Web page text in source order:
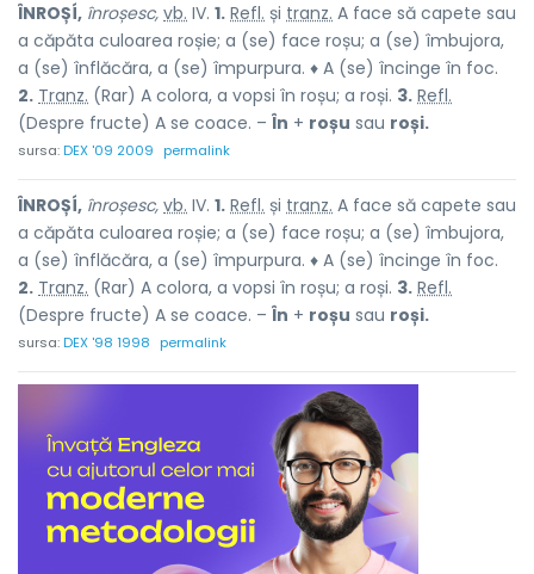
ÎNROȘÍ, înroșesc, vb. IV. 1. Refl. și tranz. A face să capete sau
a căpăta culoarea roșie; a (se) face roșu; a (se) îmbujora,
a (se) înflăcăra, a (se) împurpura. ♦ A (se) încinge în foc.
2. Tranz. (Rar) A colora, a vopsi în roșu; a roși. 3. Refl.
(Despre fructe) A se coace. – În + roșu sau roși.
sursa:DEX '09 2009 permalink
ÎNROȘÍ, înroșesc, vb. IV. 1. Refl. și tranz. A face să capete sau
a căpăta culoarea roșie; a (se) face roșu; a (se) îmbujora,
a (se) înflăcăra, a (se) împurpura. ♦ A (se) încinge în foc.
2. Tranz. (Rar) A colora, a vopsi în roșu; a roși. 3. Refl.
(Despre fructe) A se coace. – În + roșu sau roși.
sursa:DEX '98 1998 permalink